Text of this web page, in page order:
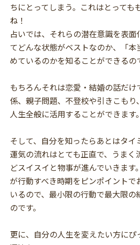
ちにとってしまう。これはとっても
ね！
占いでは、それらの潜在意識を表面
てどんな状態がベストなのか、「
めているのかを知ることができるの
もちろんそれは恋愛・結婚の話だけ
係、親子問題、不登校や引きこもり
人生全般に活用することができます。
そして、自分を知ったらあとはタイ
運気の流れはとても正直で、うまく
どスイスイと物事が進んでいきます
が行動すべき時期をピンポイントで
いるので、最小限の行動で最大限の
のです。
更に、自分の人生を変えたい方に